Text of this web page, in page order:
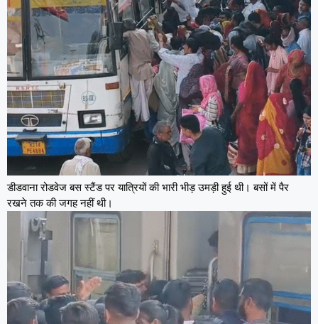
डीडवाना रोडवेज बस स्टैंड पर यात्रियों की भारी भीड़ उमड़ी हुई थी। बसों में पैर
रखने तक की जगह नहीं थी।